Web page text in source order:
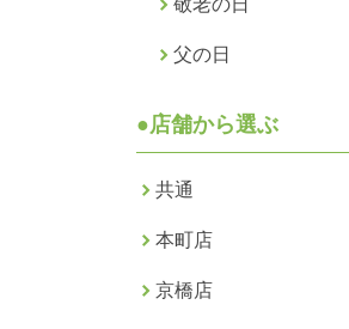
敬老の日
父の日
●店舗から選ぶ
共通
本町店
京橋店